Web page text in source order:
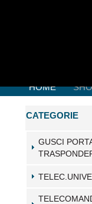
HOME
CATEGORIE
GUSCI